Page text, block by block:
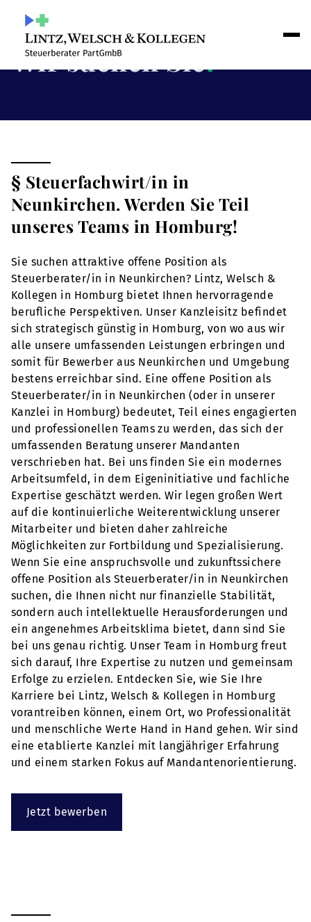
Wir suchen Sie!
§ Steuerfachwirt/in in
Neunkirchen. Werden Sie Teil
unseres Teams in Homburg!
Sie suchen attraktive offene Position als
Steuerberater/in in Neunkirchen? Lintz, Welsch &
Kollegen in Homburg bietet Ihnen hervorragende
berufliche Perspektiven. Unser Kanzleisitz befindet
sich strategisch günstig in Homburg, von wo aus wir
alle unsere umfassenden Leistungen erbringen und
somit für Bewerber aus Neunkirchen und Umgebung
bestens erreichbar sind. Eine offene Position als
Steuerberater/in in Neunkirchen (oder in unserer
Kanzlei in Homburg) bedeutet, Teil eines engagierten
und professionellen Teams zu werden, das sich der
umfassenden Beratung unserer Mandanten
verschrieben hat. Bei uns finden Sie ein modernes
Arbeitsumfeld, in dem Eigeninitiative und fachliche
Expertise geschätzt werden. Wir legen großen Wert
auf die kontinuierliche Weiterentwicklung unserer
Mitarbeiter und bieten daher zahlreiche
Möglichkeiten zur Fortbildung und Spezialisierung.
Wenn Sie eine anspruchsvolle und zukunftssichere
offene Position als Steuerberater/in in Neunkirchen
suchen, die Ihnen nicht nur finanzielle Stabilität,
sondern auch intellektuelle Herausforderungen und
ein angenehmes Arbeitsklima bietet, dann sind Sie
bei uns genau richtig. Unser Team in Homburg freut
sich darauf, Ihre Expertise zu nutzen und gemeinsam
Erfolge zu erzielen. Entdecken Sie, wie Sie Ihre
Karriere bei Lintz, Welsch & Kollegen in Homburg
vorantreiben können, einem Ort, wo Professionalität
und menschliche Werte Hand in Hand gehen. Wir sind
eine etablierte Kanzlei mit langjähriger Erfahrung
und einem starken Fokus auf Mandantenorientierung.
Jetzt bewerben